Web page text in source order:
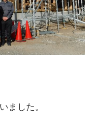
ました。